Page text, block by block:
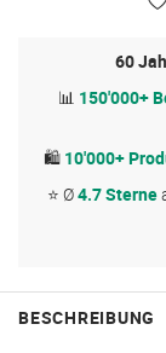
60
📊 150'000+
🛍 10'000+
⭐ Ø4.7 Sterne
BESCHREIBUNG